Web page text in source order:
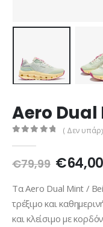
Aero Dual
( Δεν
€79,99 Original
price
was:
€79,99.
€64,00Η
Τα Aero Dual Mint /
τρέξιμο και
και κλείσιμο με